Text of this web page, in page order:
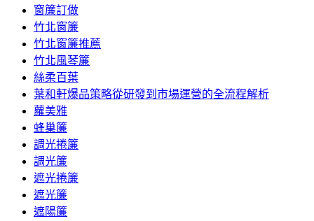
窗簾訂做
竹北窗簾
竹北窗簾推薦
竹北風琴簾
絲柔百葉
葉和軒爆品策略從研發到市場運營的全流程解析
蘿美雅
蜂巢簾
調光捲簾
調光簾
遮光捲簾
遮光簾
遮陽簾